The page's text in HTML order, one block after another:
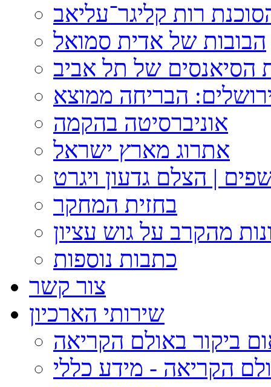
רות קליגר־עליאב
הבובות של אדית סמואל
של תל אביב
הבריחה ממוצא
אוניברסיטה בהקמה
אתרוג מארץ ישראל
| הצלם גדעון ויגרט
בחזית המחקר
מהקרב על גוש עציון
כתבות נוספות
צור קשר
שירותי הארכיון
ביקור באולם הקריאה
הקריאה - מידע כללי